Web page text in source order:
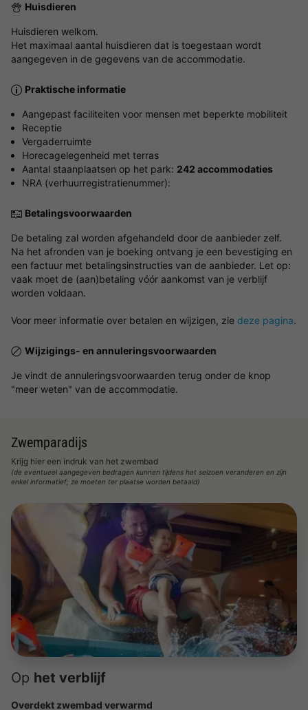
Huisdieren
Huisdieren welkom.
Het maximaal aantal huisdieren dat is toegestaan wordt
aangegeven in de gegevens van de accommodatie.
Praktische informatie
Aangepast faciliteiten voor mensen met beperkte mobiliteit
Receptie
Vergaderruimte
Horecagelegenheid met terras
Aantal staanplaatsen op het park: 242 accommodaties
NRA (verhuurregistratienummer):
Betalingsvoorwaarden
De betaling zal worden afgehandeld door de aanbieder zelf.
Na het afronden van je boeking ontvang je een bevestiging en
een factuur met betalingsinstructies van de aanbieder. Let op:
vaak moet de (aan)betaling vóór aankomst van je verblijf
worden voldaan.
Voor meer informatie over betalen en wijzigen, zie deze pagina.
Wijzigings- en annuleringsvoorwaarden
Je vindt de annuleringsvoorwaarden terug onder de knop
"meer weten" van de accommodatie.
Zwemparadijs
Krijg hier een indruk van het zwembad
(de eventueel aangegeven bedragen kunnen tijdens het seizoen veranderen en zijn
enkel informatief; ze moeten ter plaatse worden betaald)
Op het verblijf
Overdekt zwembad verwarmd